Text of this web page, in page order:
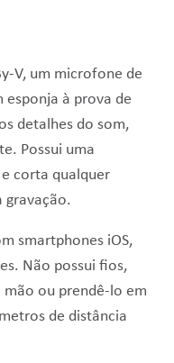
V, um microfone de
esponja à prova de
detalhes do som,
Possui uma
corta qualquer
gravação.
smartphones iOS,
Não possui fios,
ou prendê-lo em
de distância